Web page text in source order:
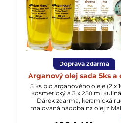
Doprava zdarma
Arganový olej sada 5ks a
5 ks bio arganového oleje (2 x
kosmetický a 3 x 250 ml
Dárek zdarma, keramická
malovaná nádoba na olej z